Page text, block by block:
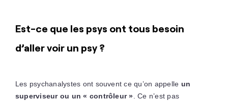
Est-ce que les psys ont tous besoin
d’aller voir un psy ?
Les psychanalystes ont souvent ce qu’on appelle un
superviseur ou un « contrôleur ». Ce n’est pas